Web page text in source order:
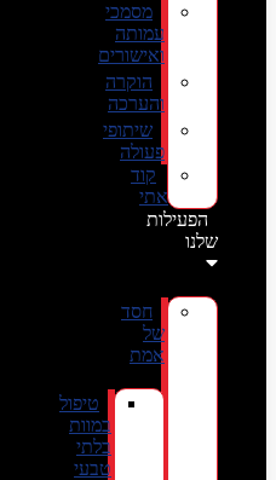
מסמכי
עמותה
ואישורים
הוקרה
והערכה
שיתופי
פעולה
קוד
אתי
הפעילות
שלנו
חסד
של
אמת
טיפול
במוות
בלתי
טבעי